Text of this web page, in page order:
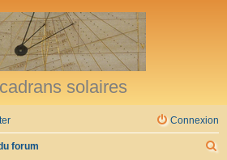
solaires
Connexion
forum